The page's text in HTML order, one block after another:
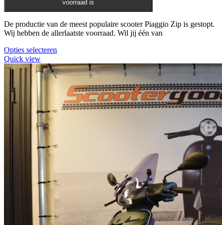
de
productpagina
voorraad is
De productie van de meest populaire scooter Piaggio Zip is gestopt.
Wij hebben de allerlaatste voorraad. Wil jij één van
Opties selecteren
Quick view